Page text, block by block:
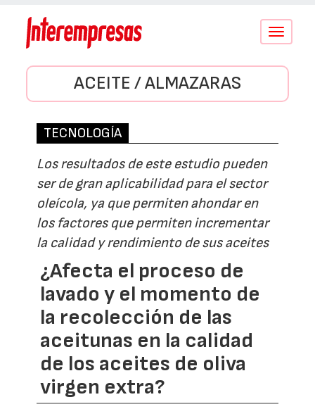
Conmutar
ACEITE / ALMAZARAS
TECNOLOGÍA
Los resultados de este estudio pueden
ser de gran aplicabilidad para el sector
oleícola, ya que permiten ahondar en
los factores que permiten incrementar
la calidad y rendimiento de sus aceites
¿Afecta el proceso de
lavado y el momento de
la recolección de las
aceitunas en la calidad
de los aceites de oliva
virgen extra?